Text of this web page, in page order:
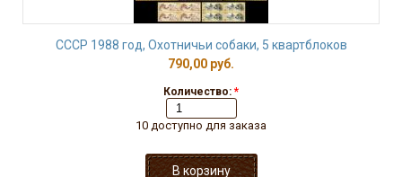
СССР 1988 год, Охотничьи собаки, 5 квартблоков
790,00 руб.
Количество: *
10 доступно для заказа